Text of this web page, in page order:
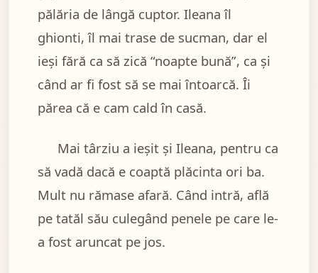
pălăria de lângă cuptor. Ileana îl
ghionti, îl mai trase de sucman, dar el
ieși fără ca să zică “noapte bună”, ca și
când ar fi fost să se mai întoarcă. Îi
părea că e cam cald în casă.
Mai târziu a ieșit și Ileana, pentru ca
să vadă dacă e coaptă plăcinta ori ba.
Mult nu rămase afară. Când intră, află
pe tatăl său culegând penele pe care le-
a fost aruncat pe jos.